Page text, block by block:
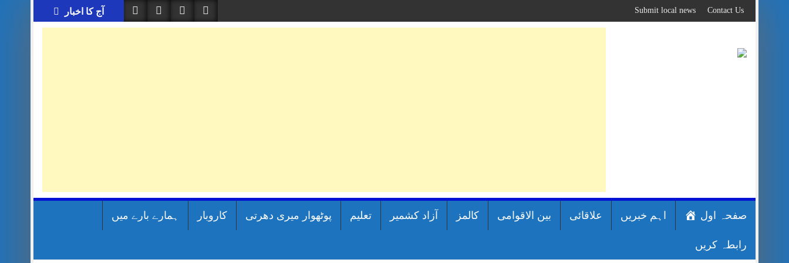
to
content
آج کا اخبار Contact Us
Submit local news
صفحہ اول اہم خبریں علاقائی بین الاقوامی کالمز آزاد کشمیر تعلیم پوٹھوار میری دھرتی کاروبار ہمارے بارے میں
رابطہ کریں